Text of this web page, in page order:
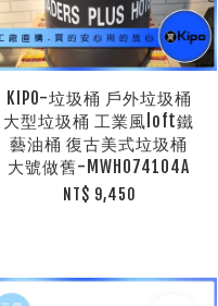
KIPO-垃圾桶 戶外垃圾桶
大型垃圾桶 工業風loft鐵
藝油桶 復古美式垃圾桶
大號做舊-MWH074104A
NT$ 9,450